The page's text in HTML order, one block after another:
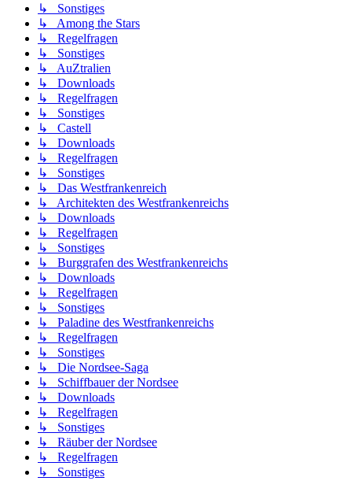
↳ Sonstiges
↳ Among the Stars
↳ Regelfragen
↳ Sonstiges
↳ AuZtralien
↳ Downloads
↳ Regelfragen
↳ Sonstiges
↳ Castell
↳ Downloads
↳ Regelfragen
↳ Sonstiges
↳ Das Westfrankenreich
↳ Architekten des Westfrankenreichs
↳ Downloads
↳ Regelfragen
↳ Sonstiges
↳ Burggrafen des Westfrankenreichs
↳ Downloads
↳ Regelfragen
↳ Sonstiges
↳ Paladine des Westfrankenreichs
↳ Regelfragen
↳ Sonstiges
↳ Die Nordsee-Saga
↳ Schiffbauer der Nordsee
↳ Downloads
↳ Regelfragen
↳ Sonstiges
↳ Räuber der Nordsee
↳ Regelfragen
↳ Sonstiges